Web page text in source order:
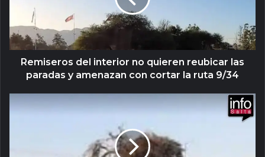
Remiseros del interior no quieren reubicar las
paradas y amenazan con cortar la ruta 9/34